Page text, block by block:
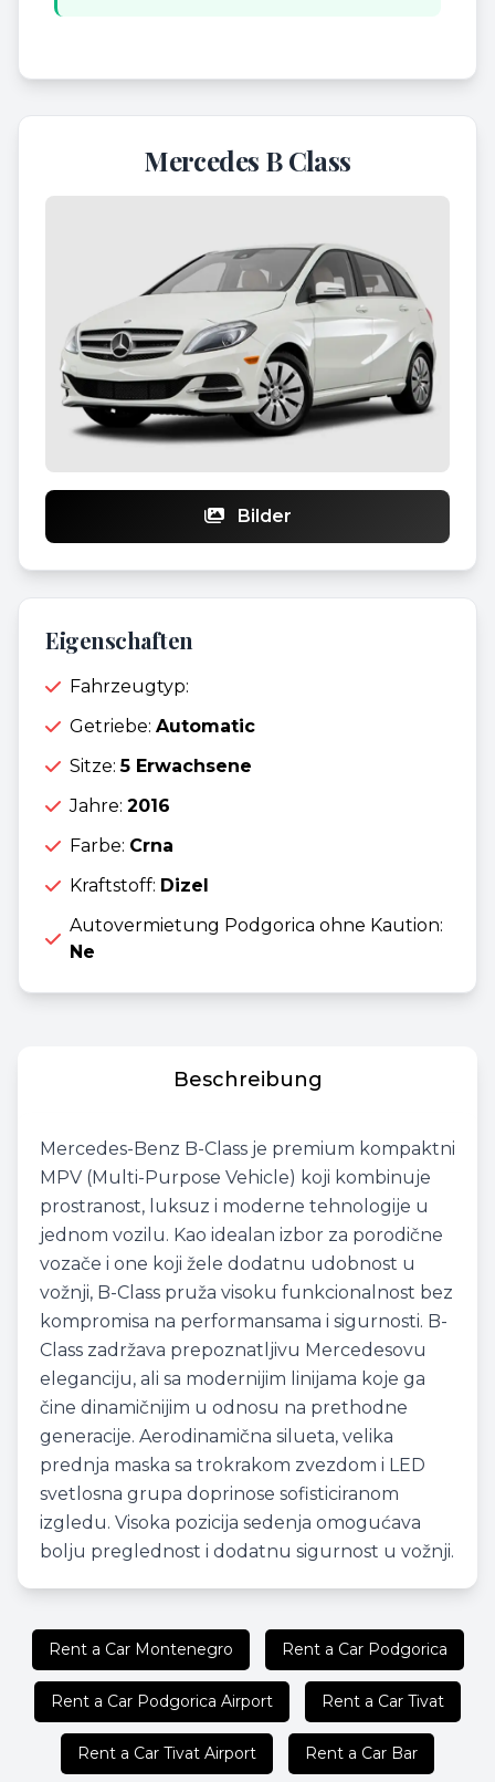
Mercedes B Class
Bilder
Eigenschaften
Fahrzeugtyp:
Getriebe: Automatic
Sitze:5 Erwachsene
Jahre: 2016
Farbe: Crna
Kraftstoff: Dizel
Autovermietung Podgorica ohne Kaution:
Ne
Beschreibung
Mercedes-Benz B-Class je premium kompaktni
MPV (Multi-Purpose Vehicle) koji kombinuje
prostranost, luksuz i moderne tehnologije u
jednom vozilu. Kao idealan izbor za porodične
vozače i one koji žele dodatnu udobnost u
vožnji, B-Class pruža visoku funkcionalnost bez
kompromisa na performansama i sigurnosti. B-
Class zadržava prepoznatljivu Mercedesovu
eleganciju, ali sa modernijim linijama koje ga
čine dinamičnijim u odnosu na prethodne
generacije. Aerodinamična silueta, velika
prednja maska sa trokrakom zvezdom i LED
svetlosna grupa doprinose sofisticiranom
izgledu. Visoka pozicija sedenja omogućava
bolju preglednost i dodatnu sigurnost u vožnji.
Rent a Car Montenegro Rent a Car Podgorica
Rent a Car Podgorica Airport Rent a Car Tivat
Rent a Car Tivat Airport Rent a Car Bar